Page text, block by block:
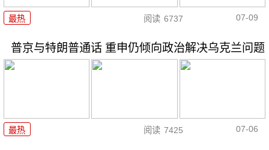
最热 阅读 6737 07-09
普京与特朗普通话 重申仍倾向政治解决乌克兰问题
最热 阅读 7425 07-06